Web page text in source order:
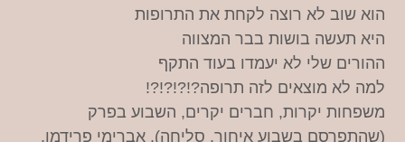
הוא שוב לא רוצה לקחת את התרופות
היא תעשה בושות בבר המצווה
ההורים שלי לא יעמדו בעוד התקף
למה לא מוצאים לזה תרופה?!?!?!?!
משפחות יקרות, חברים יקרים, השבוע בפרק
(שהתפרסם בשבוע איחור, סליחה), אברימי פרידמן,